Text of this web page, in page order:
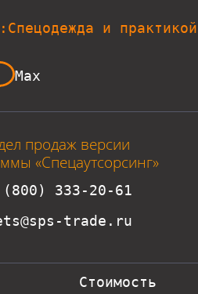
и
Max
продаж версии
«Спецаутсорсинг»
333-20-61
trade.ru
Стоимость